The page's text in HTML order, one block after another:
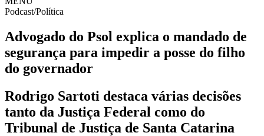
Podcast/Política
Advogado do Psol explica o mandado de
segurança para impedir a posse do filho
do governador
Rodrigo Sartoti destaca várias decisões
tanto da Justiça Federal como do
Tribunal de Justiça de Santa Catarina